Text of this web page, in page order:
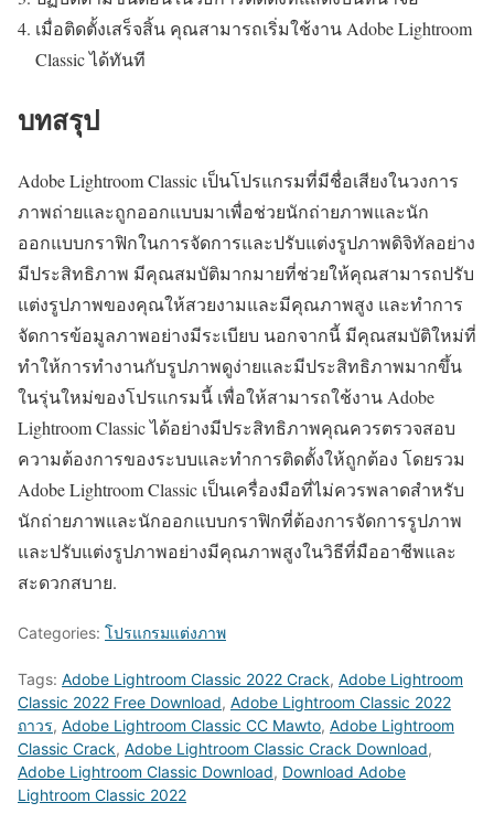
เมื่อติดตั้งเสร็จสิ้น คุณสามารถเริ่มใช้งาน Adobe Lightroom
Classic ได้ทันที
บทสรุป
Adobe Lightroom Classic เป็นโปรแกรมที่มีชื่อเสียงในวงการ
ภาพถ่ายและถูกออกแบบมาเพื่อช่วยนักถ่ายภาพและนัก
ออกแบบกราฟิกในการจัดการและปรับแต่งรูปภาพดิจิทัลอย่าง
มีประสิทธิภาพ มีคุณสมบัติมากมายที่ช่วยให้คุณสามารถปรับ
แต่งรูปภาพของคุณให้สวยงามและมีคุณภาพสูง และทำการ
จัดการข้อมูลภาพอย่างมีระเบียบ นอกจากนี้ มีคุณสมบัติใหม่ที่
ทำให้การทำงานกับรูปภาพดูง่ายและมีประสิทธิภาพมากขึ้น
ในรุ่นใหม่ของโปรแกรมนี้ เพื่อให้สามารถใช้งาน Adobe
Lightroom Classic ได้อย่างมีประสิทธิภาพคุณควรตรวจสอบ
ความต้องการของระบบและทำการติดตั้งให้ถูกต้อง โดยรวม
Adobe Lightroom Classic เป็นเครื่องมือที่ไม่ควรพลาดสำหรับ
นักถ่ายภาพและนักออกแบบกราฟิกที่ต้องการจัดการรูปภาพ
และปรับแต่งรูปภาพอย่างมีคุณภาพสูงในวิธีที่มืออาชีพและ
สะดวกสบาย.
Categories: โปรแกรมแต่งภาพ
Tags: Adobe Lightroom Classic 2022 Crack, Adobe Lightroom
Classic 2022 Free Download, Adobe Lightroom Classic 2022
ถาวร, Adobe Lightroom Classic CC Mawto, Adobe Lightroom
Classic Crack, Adobe Lightroom Classic Crack Download,
Adobe Lightroom Classic Download, Download Adobe
Lightroom Classic 2022